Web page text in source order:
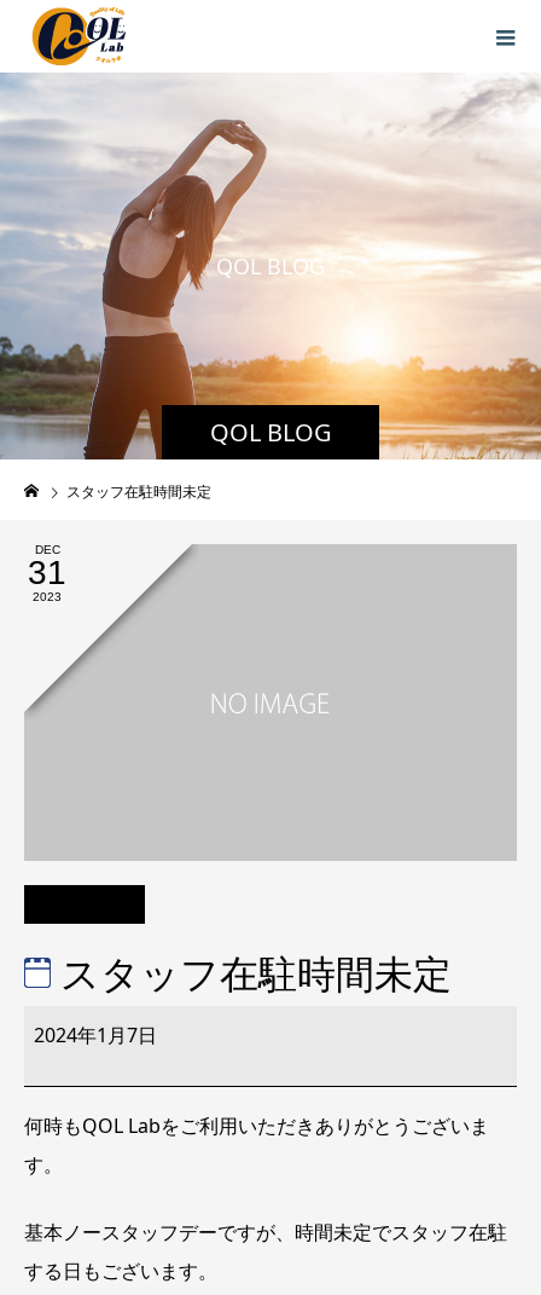
QOL BLOG
QOL BLOG
スタッフ在駐時間未定
DEC
31
2023
スタッフ在駐時間未定
タ
在
駐
時
未
2024年1月7日
何時もQOL Labをご利用いただきありがとうございま
す。
基本ノースタッフデーですが、時間未定でスタッフ在駐
する日もございます。